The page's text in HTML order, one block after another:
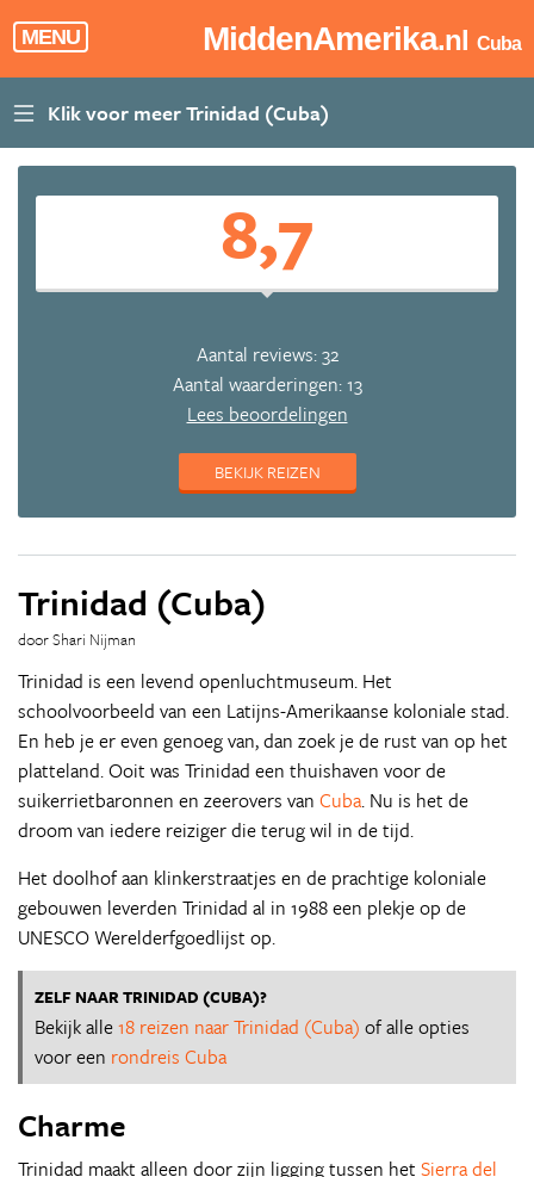
MENU MiddenAmerika.nl Cuba
8,7
Aantal reviews: 32
Aantal waarderingen: 13
Lees beoordelingen
BEKIJK REIZEN
Trinidad (Cuba)
door Shari Nijman
Trinidad is een levend openluchtmuseum. Het
schoolvoorbeeld van een Latijns-Amerikaanse koloniale stad.
En heb je er even genoeg van, dan zoek je de rust van op het
platteland. Ooit was Trinidad een thuishaven voor de
suikerrietbaronnen en zeerovers van Cuba. Nu is het de
droom van iedere reiziger die terug wil in de tijd.
Het doolhof aan klinkerstraatjes en de prachtige koloniale
gebouwen leverden Trinidad al in 1988 een plekje op de
UNESCO Werelderfgoedlijst op.
ZELF NAAR TRINIDAD (CUBA)?
Bekijk alle18 reizen naar Trinidad (Cuba) of alle opties
voor een rondreis Cuba
Charme
Trinidad maakt alleen door zijn ligging tussen het Sierra del